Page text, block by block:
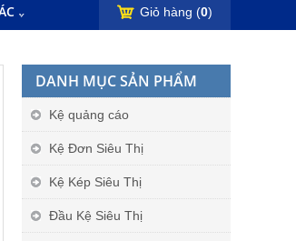
Giỏ hàng (0)
DANH MỤC SẢN PHẨM
Kệ quảng cáo
Kệ Đơn Siêu Thị
Kệ Kép Siêu Thị
Đầu Kệ Siêu Thị